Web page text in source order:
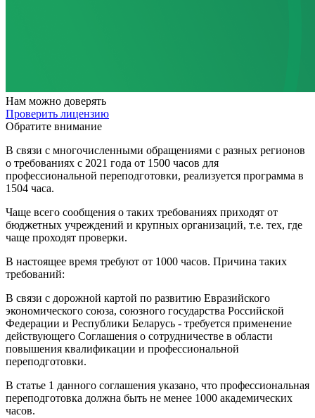
Нам можно доверять
Проверить лицензию
Обратите внимание
В связи с многочисленными обращениями с разных регионов
о требованиях с 2021 года от 1500 часов для
профессиональной переподготовки, реализуется программа в
1504 часа.
Чаще всего сообщения о таких требованиях приходят от
бюджетных учреждений и крупных организаций, т.е. тех, где
чаще проходят проверки.
В настоящее время требуют от 1000 часов. Причина таких
требований:
В связи с дорожной картой по развитию Евразийского
экономического союза, союзного государства Российской
Федерации и Республики Беларусь - требуется применение
действующего Соглашения о сотрудничестве в области
повышения квалификации и профессиональной
переподготовки.
В статье 1 данного соглашения указано, что профессиональная
переподготовка должна быть не менее 1000 академических
часов.